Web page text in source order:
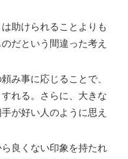
助けられることよりも
だという間違った考え
み事に応じることで、
れる。さらに、大きな
が好い人のように思え
良くない印象を持たれ